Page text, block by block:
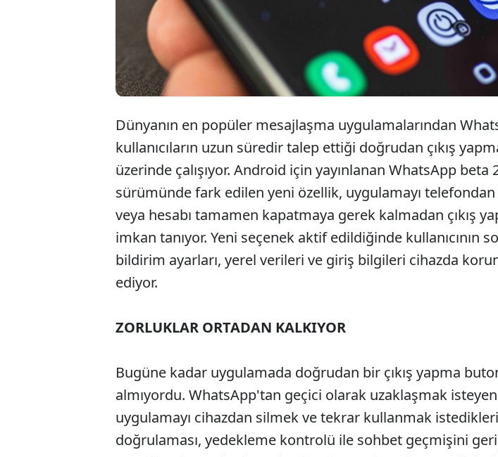
Dünyanın en popüler mesajlaşma uygulamalarından
kullanıcıların uzun süredir talep ettiği doğrudan çıkış
üzerinde çalışıyor. Android için yayınlanan WhatsApp beta
sürümünde fark edilen yeni özellik, uygulamayı telefondan
veya hesabı tamamen kapatmaya gerek kalmadan çıkış
imkan tanıyor. Yeni seçenek aktif edildiğinde kullanıcının
bildirim ayarları, yerel verileri ve giriş bilgileri cihazda
ediyor.
ZORLUKLAR ORTADAN KALKIYOR
Bugüne kadar uygulamada doğrudan bir çıkış yapma
almıyordu. WhatsApp'tan geçici olarak uzaklaşmak isteyen
uygulamayı cihazdan silmek ve tekrar kullanmak
doğrulaması, yedekleme kontrolü ile sohbet geçmişini